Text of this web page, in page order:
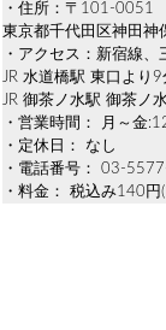
・住所：〒101-0051
東京都千代田区神田
・アクセス：新宿線
JR 水道橋駅 東口より9
JR 御茶ノ水駅 御茶ノ
・営業時間： 月～金
・定休日： なし
・電話番号： 03-
・料金： 税込み140円